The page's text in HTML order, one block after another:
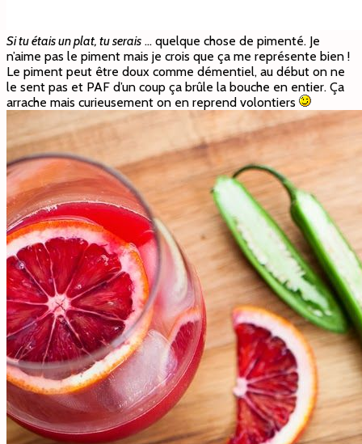
Si tu étais un plat, tu serais … quelque chose de pimenté. Je
n’aime pas le piment mais je crois que ça me représente bien !
Le piment peut être doux comme démentiel, au début on ne
le sent pas et PAF d’un coup ça brûle la bouche en entier. Ça
arrache mais curieusement on en reprend volontiers